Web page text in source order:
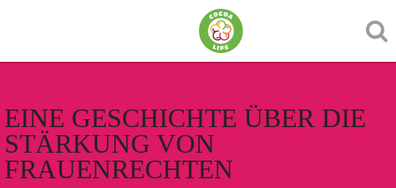
EINE GESCHICHTE ÜBER DIE
STÄRKUNG VON
FRAUENRECHTEN